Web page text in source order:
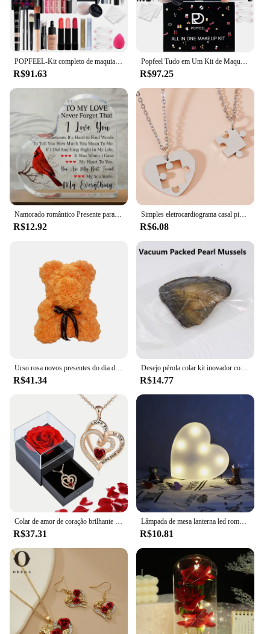
R$91.63 R$97.25
Namorado romântico Presente para ela, Amor das meninas, Presente bonito, Aniversário criativo, Dia dos Namorados, Aniversário
R$12.92
Simples eletrocardiograma casal pingente colar, coração magnético pingente emenda colar, presente do dia dos namorados, boa qualidade
R$6.08
Urso rosa novos presentes do dia dos namorados 25cm flor ursos decorações florais artificiais presente do dia das mães para o festival da namorada e
R$41.34
Desejo pérola colar kit inovador corrente charme para presente de feriado encantos diy para fazer jóias charme pingente conjunto
R$14.77
Colar de amor de coração brilhante com caixa de presente de rosa luxuosa para namorada mãe presente de natal dos namorados 2024 acessórios românticos
R$37.31
Lâmpada de mesa lanterna led romântica de dia dos namorados, candeeiro de mesa lanterna para natal e casamento
R$10.81